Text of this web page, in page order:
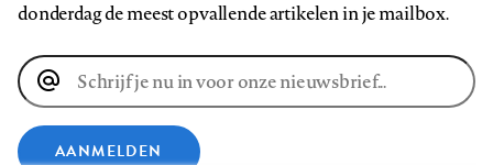
donderdag de meest opvallende artikelen in je mailbox.
E-
mailadres
AANMELDEN